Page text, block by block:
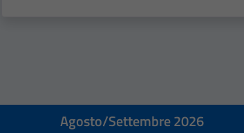
Agosto/Settembre 2026